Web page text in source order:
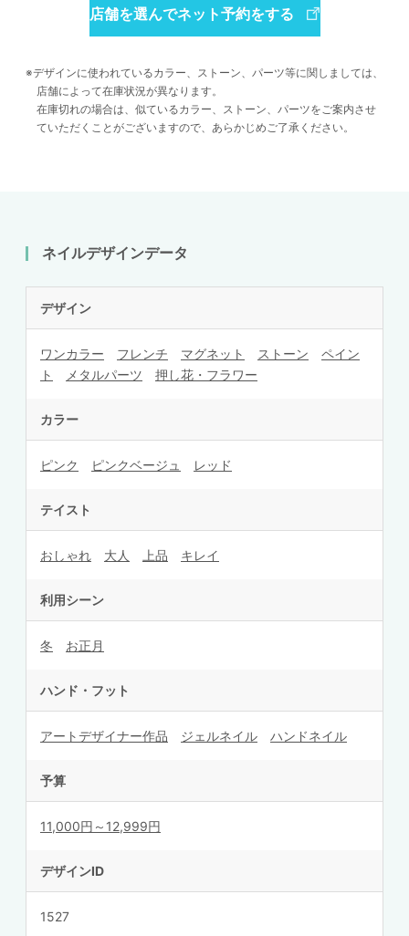
店舗を選んでネット予約をする
デザインに使われているカラー、ストーン、パーツ等に関しましては、
店舗によって在庫状況が異なります。
在庫切れの場合は、似ているカラー、ストーン、パーツをご案内させ
ていただくことがございますので、あらかじめご了承ください。
ネイルデザインデータ
デザイン
ワンカラー フレンチ マグネット ストーン
ペイン
ト
メタルパーツ 押し花・フラワー
カラー
ピンク ピンクベージュ レッド
テイスト
おしゃれ 大人 上品 キレイ
利用シーン
冬 お正月
ハンド・フット
アートデザイナー作品 ジェルネイル ハンドネイル
予算
11,000円～12,999円
デザインID
1527